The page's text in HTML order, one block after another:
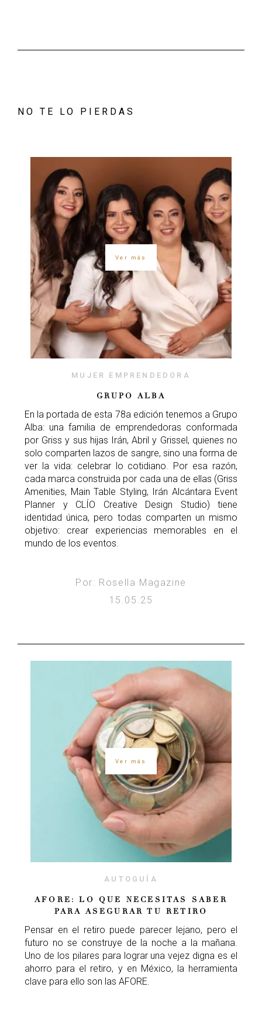
NO TE LO PIERDAS
Ver más
MUJER EMPRENDEDORA
GRUPO ALBA
En la portada de esta 78a edición tenemos a Grupo
Alba: una familia de emprendedoras conformada
por Griss y sus hijas Irán, Abril y Grissel, quienes no
solo comparten lazos de sangre, sino una forma de
ver la vida: celebrar lo cotidiano. Por esa razón,
cada marca construida por cada una de ellas (Griss
Amenities, Main Table Styling, Irán Alcántara Event
Planner y CLÍO Creative Design Studio) tiene
identidad única, pero todas comparten un mismo
objetivo: crear experiencias memorables en el
mundo de los eventos.
Por: Rosella Magazine
15.05.25
Ver más
AUTOGUÍA
AFORE: LO QUE NECESITAS SABER
PARA ASEGURAR TU RETIRO
Pensar en el retiro puede parecer lejano, pero el
futuro no se construye de la noche a la mañana.
Uno de los pilares para lograr una vejez digna es el
ahorro para el retiro, y en México, la herramienta
clave para ello son las AFORE.